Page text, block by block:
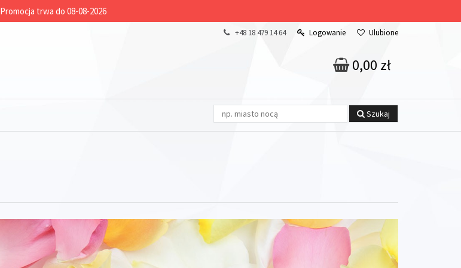
Promocja trwa do 08-08-2026
+48 18 479 14 64 Logowanie Ulubione
0,00 zł
Szukaj